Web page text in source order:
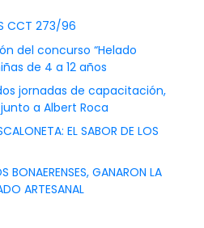
CCT 273/96
del concurso “Helado
de 4 a 12 años
jornadas de capacitación,
a Albert Roca
EL SABOR DE LOS
BONAERENSES, GANARON LA
ARTESANAL